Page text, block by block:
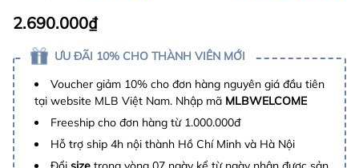
2.690.000₫
ƯU ĐÃI 10% CHO THÀNH VIÊN MỚI
Voucher giảm 10% cho đơn hàng nguyên giá đầu tiên
tại website MLB Việt Nam. Nhập mã MLBWELCOME
Freeship cho đơn hàng từ 1.000.000đ
Hỗ trợ ship 4h nội thành Hồ Chí Minh và Hà Nội